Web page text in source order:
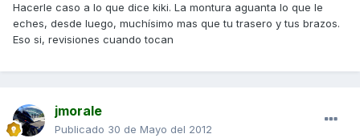
Hacerle caso a lo que dice kiki. La montura aguanta lo que le
eches, desde luego, muchísimo mas que tu trasero y tus brazos.
Eso si, revisiones cuando tocan
jmorale
Publicado 30 de Mayo del 2012